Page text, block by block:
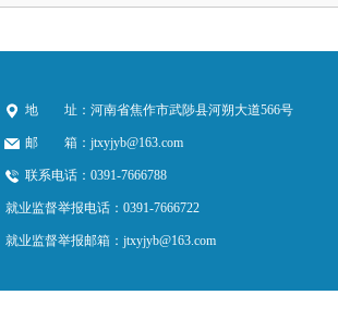
地 址： 河南省焦作市武陟县河朔大道566号
邮 箱： jtxyjyb@163.com
联系电话： 0391-7666788
就业监督举报电话： 0391-7666722
就业监督举报邮箱： jtxyjyb@163.com